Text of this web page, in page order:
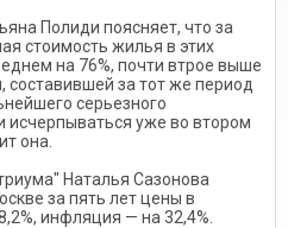
Полиди поясняет, что за
стоимость жилья в этих
на 76%, почти втрое выше
составившей за тот же период
серьезного
уже во втором
она.
Наталья Сазонова
за пять лет цены в
инфляция — на 32,4%.